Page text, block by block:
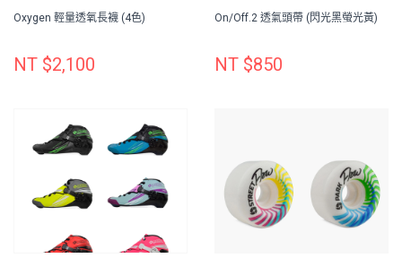
Oxygen 輕量透氧長襪 (4色)
NT $2,100
On/Off.2 透氣頭帶 (閃光黑螢光黃)
NT $850